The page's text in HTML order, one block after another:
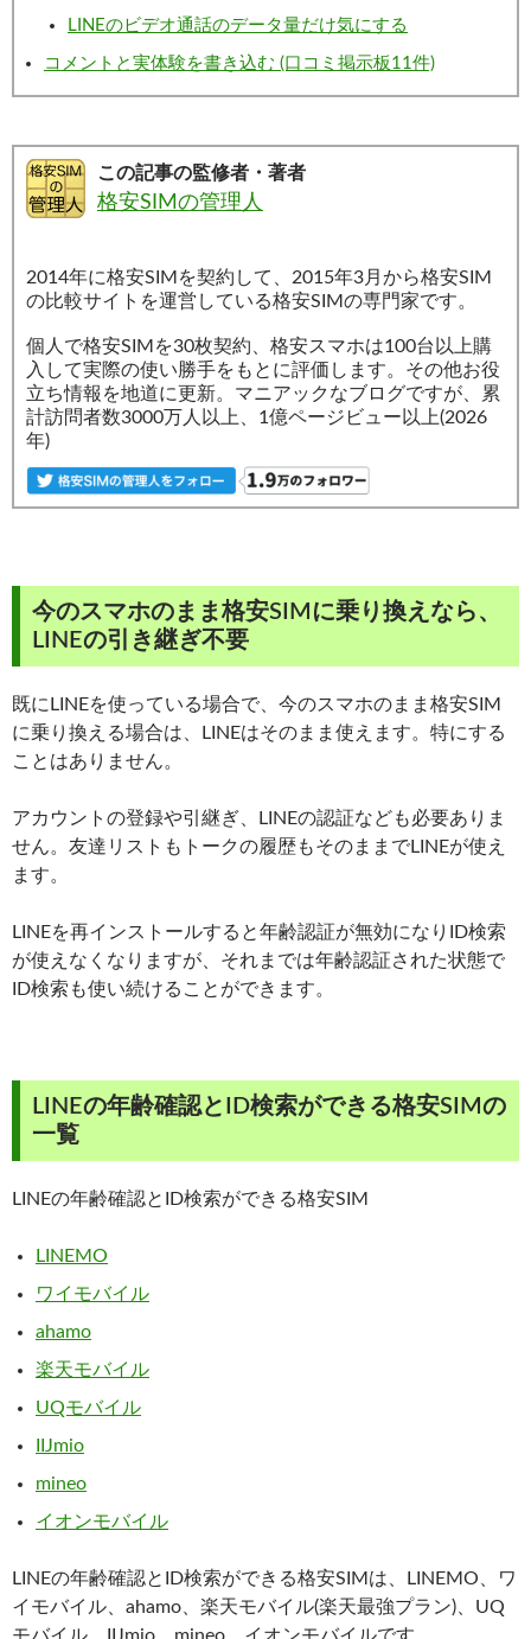
LINEのビデオ通話のデータ量だけ気にする
コメントと実体験を書き込む (口コミ掲示板11件)
この記事の監修者・著者
格安SIMの管理人
2014年に格安SIMを契約して、2015年3月から格安SIM
の比較サイトを運営している格安SIMの専門家です。
個人で格安SIMを30枚契約、格安スマホは100台以上購
入して実際の使い勝手をもとに評価します。その他お役
立ち情報を地道に更新。マニアックなブログですが、累
計訪問者数3000万人以上、1億ページビュー以上(2026
年)
今のスマホのまま格安SIMに乗り換えなら、
LINEの引き継ぎ不要
既にLINEを使っている場合で、今のスマホのまま格安SIM
に乗り換える場合は、LINEはそのまま使えます。特にする
ことはありません。
アカウントの登録や引継ぎ、LINEの認証なども必要ありま
せん。友達リストもトークの履歴もそのままでLINEが使え
ます。
LINEを再インストールすると年齢認証が無効になりID検索
が使えなくなりますが、それまでは年齢認証された状態で
ID検索も使い続けることができます。
LINEの年齢確認とID検索ができる格安SIMの
一覧
LINEの年齢確認とID検索ができる格安SIM
LINEMO
ワイモバイル
ahamo
楽天モバイル
UQモバイル
IIJmio
mineo
イオンモバイル
LINEの年齢確認とID検索ができる格安SIMは、LINEMO、ワ
イモバイル、ahamo、楽天モバイル(楽天最強プラン)、UQ